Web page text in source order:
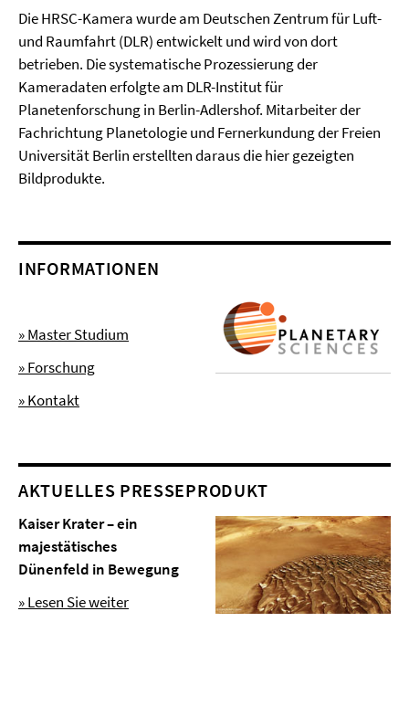
Die HRSC-Kamera wurde am Deutschen Zentrum für Luft-
und Raumfahrt (DLR) entwickelt und wird von dort
betrieben. Die systematische Prozessierung der
Kameradaten erfolgte am DLR-Institut für
Planetenforschung in Berlin-Adlershof. Mitarbeiter der
Fachrichtung Planetologie und Fernerkundung der Freien
Universität Berlin erstellten daraus die hier gezeigten
Bildprodukte.
INFORMATIONEN
» Master Studium
» Forschung
» Kontakt
AKTUELLES PRESSEPRODUKT
Kaiser Krater – ein
majestätisches
Dünenfeld in Bewegung
» Lesen Sie weiter